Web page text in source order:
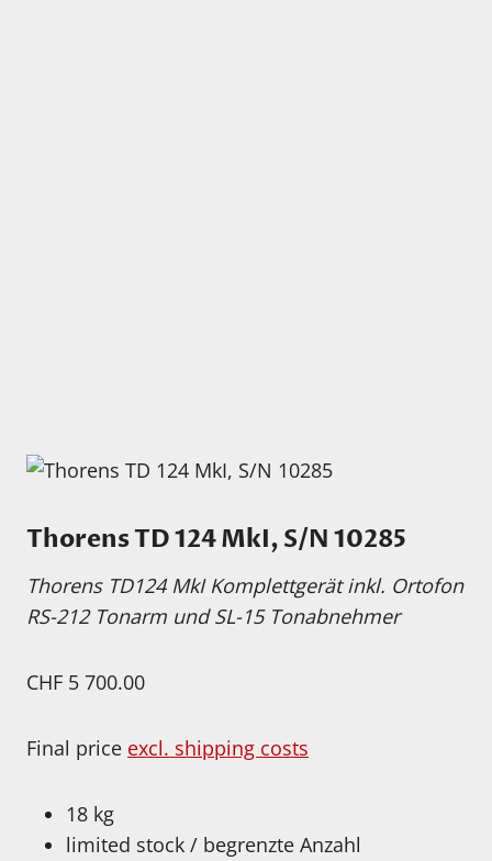
Thorens TD 124 MkI, S/N 10285
Thorens TD124 MkI Komplettgerät inkl. Ortofon
RS-212 Tonarm und SL-15 Tonabnehmer
CHF 5 700.00
Final price excl. shipping costs
18 kg
limited stock / begrenzte Anzahl